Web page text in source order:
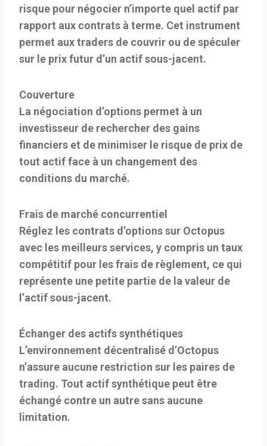
risque pour négocier n’importe quel actif par
rapport aux contrats à terme. Cet instrument
permet aux traders de couvrir ou de spéculer
sur le prix futur d’un actif sous-jacent.
Couverture
La négociation d’options permet à un
investisseur de rechercher des gains
financiers et de minimiser le risque de prix de
tout actif face à un changement des
conditions du marché.
Frais de marché concurrentiel
Réglez les contrats d’options sur Octopus
avec les meilleurs services, y compris un taux
compétitif pour les frais de règlement, ce qui
représente une petite partie de la valeur de
l’actif sous-jacent.
Échanger des actifs synthétiques
L’environnement décentralisé d’Octopus
n’assure aucune restriction sur les paires de
trading. Tout actif synthétique peut être
échangé contre un autre sans aucune
limitation.